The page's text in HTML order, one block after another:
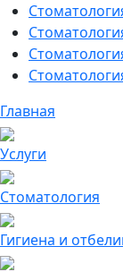
Главная
Услуги
Cтоматология
Гигиена и